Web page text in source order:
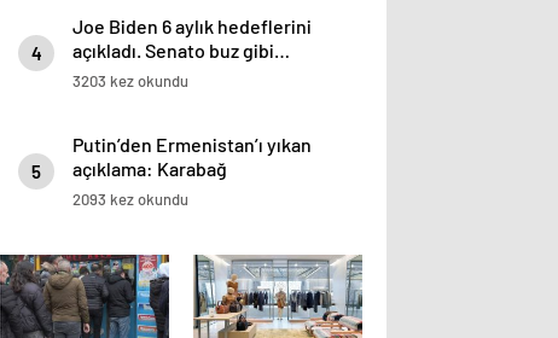
4
Joe Biden 6 aylık hedeflerini
açıkladı. Senato buz gibi…
3203 kez okundu
5
Putin’den Ermenistan’ı yıkan
açıklama: Karabağ
Azerbaycan’ın ayrılmaz bir
2093 kez okundu